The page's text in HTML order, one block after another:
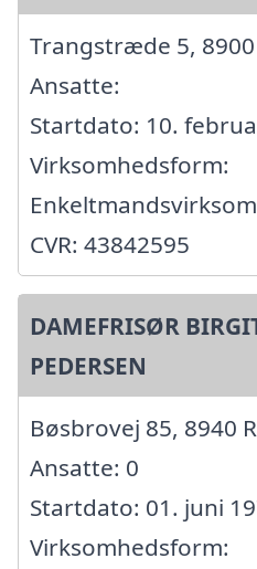
Trangstræde 5, 8900
Ansatte:
Startdato: 10.
Virksomhedsform:
CVR: 43842595
DAMEFRISØR
PEDERSEN
Bøsbrovej 85, 8940
Ansatte: 0
Startdato: 01. juni
Virksomhedsform: